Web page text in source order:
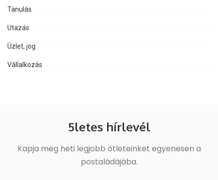
Tanulás
Utazás
Üzlet, jog
Vállalkozás
5letes hírlevél
Kapja meg heti legjobb ötleteinket egyenesen a
postaládájába.